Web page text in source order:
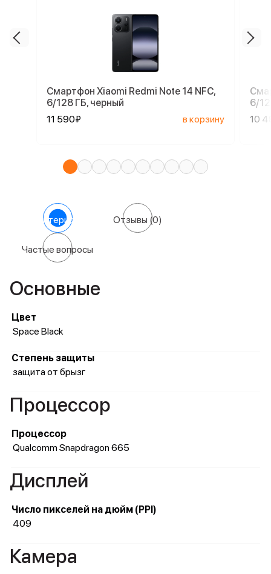
Смартфон Xiaomi Redmi Note 14 NFC,
6/128 ГБ, черный
11 590₽
в корзину
6/
10
Характеристики Отзывы (0)
Частые вопросы
Основные
Цвет
Space Black
Степень защиты
защита от брызг
Процессор
Процессор
Qualcomm Snapdragon 665
Дисплей
Число пикселей на дюйм (PPI)
409
Камера